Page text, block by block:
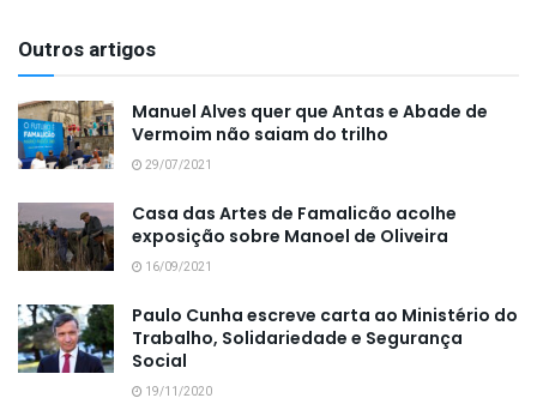
Outros artigos
Manuel Alves quer que Antas e Abade de
Vermoim não saiam do trilho
29/07/2021
Casa das Artes de Famalicão acolhe
exposição sobre Manoel de Oliveira
16/09/2021
Paulo Cunha escreve carta ao Ministério do
Trabalho, Solidariedade e Segurança
Social
19/11/2020